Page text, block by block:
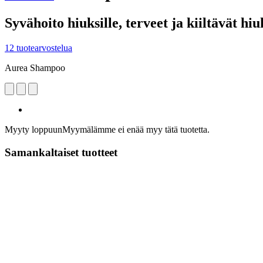
Syvähoito hiuksille, terveet ja kiiltävät
12 tuotearvostelua
Aurea Shampoo
Myyty loppuunMyymälämme ei enää myy tätä tuotetta.
Samankaltaiset tuotteet